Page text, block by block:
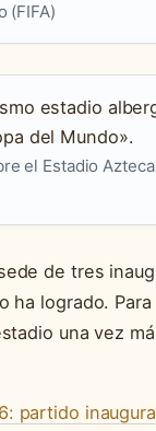
(FIFA)
estadio
del Mundo».
el Estadio
de tres
ha logrado.
una vez
partido